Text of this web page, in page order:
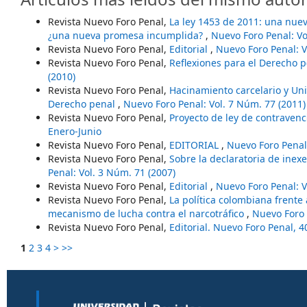
Revista Nuevo Foro Penal, La ley 1453 de 2011: una
¿una nueva promesa incumplida? , Nuevo Foro Penal:
Revista Nuevo Foro Penal, Editorial , Nuevo Foro Penal:
Revista Nuevo Foro Penal, Reflexiones para el Derecho
(2010)
Revista Nuevo Foro Penal, Hacinamiento carcelario y
Derecho penal , Nuevo Foro Penal: Vol. 7 Núm. 77 (2011)
Revista Nuevo Foro Penal, Proyecto de ley de
Enero-Junio
Revista Nuevo Foro Penal, EDITORIAL , Nuevo Foro
Revista Nuevo Foro Penal, Sobre la declaratoria de
Penal: Vol. 3 Núm. 71 (2007)
Revista Nuevo Foro Penal, Editorial , Nuevo Foro Penal:
Revista Nuevo Foro Penal, La política colombiana
mecanismo de lucha contra el narcotráfico , Nuevo
Revista Nuevo Foro Penal, Editorial. Nuevo Foro Penal,
1 2 3 4 > >>